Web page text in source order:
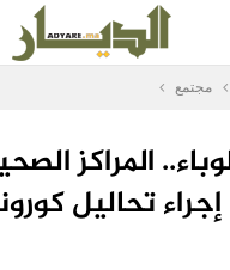
مجتمع
المراكز
تحاليل